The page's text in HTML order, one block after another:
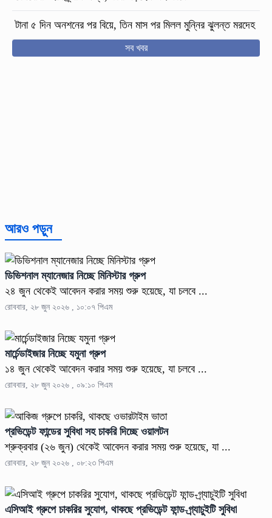
টানা ৫ দিন অনশনের পর বিয়ে, তিন মাস পর মিলল মুন্নির ঝুলন্ত মরদেহ
সব খবর
আরও পড়ুন
ডিভিশনাল ম্যানেজার নিচ্ছে মিনিস্টার গ্রুপ
২৪ জুন থেকেই আবেদন করার সময় শুরু হয়েছে, যা চলবে ...
রোববার, ২৮ জুন ২০২৬ , ১০:০৭ পিএম
মার্চেন্ডাইজার নিচ্ছে যমুনা গ্রুপ
১৪ জুন থেকেই আবেদন করার সময় শুরু হয়েছে, যা চলবে ...
রোববার, ২৮ জুন ২০২৬ , ০৯:১০ পিএম
প্রভিডেন্ট ফান্ডের সুবিধা সহ চাকরি দিচ্ছে ওয়ালটন
শ্রুক্রবার (২৬ জুন) থেকেই আবেদন করার সময় শুরু হয়েছে, যা ...
রোববার, ২৮ জুন ২০২৬ , ০৮:২৩ পিএম
এসিআই গ্রুপে চাকরির সুযোগ, থাকছে প্রভিডেন্ট ফান্ড-গ্র্যাচুইটি সুবিধা